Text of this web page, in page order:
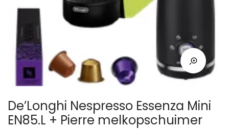
De’Longhi Nespresso Essenza Mini
EN85.L + Pierre melkopschuimer